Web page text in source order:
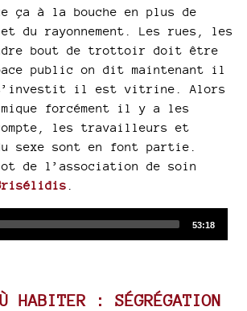
ça à la bouche en plus de
du rayonnement. Les rues, les
bout de trottoir doit être
public on dit maintenant il
s’investit il est vitrine. Alors
forcément il y a les
les travailleurs et
sexe sont en font partie.
de l’association de soin
Total
53:18
HABITER : SÉGRÉGATION